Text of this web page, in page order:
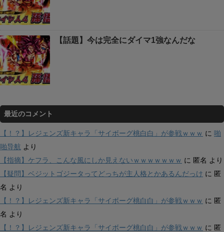
【話題】今は完全にダイマ1強なんだな
最近のコメント
【！？】レジェンズ新キャラ「サイボーグ桃白白」が参戦ｗｗｗ に 啪
啪导航 より
【指摘】ケフラ、こんな風にしか見えないｗｗｗｗｗｗｗ に 匿名 より
【疑問】ベジットゴジータってどっちが主人格とかあるんだっけ に 匿
名 より
【！？】レジェンズ新キャラ「サイボーグ桃白白」が参戦ｗｗｗ に 匿
名 より
【！？】レジェンズ新キャラ「サイボーグ桃白白」が参戦ｗｗｗ に 匿